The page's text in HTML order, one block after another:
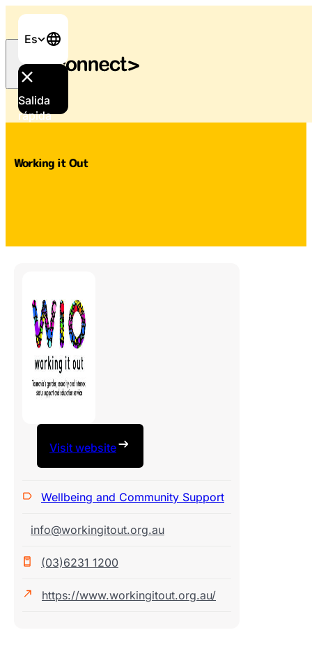
Es
Salida
rápida
Inicio/Apoyo y servicios
Working it Out
Visit website
Wellbeing and Community Support
info@workingitout.org.au
(03)6231 1200
https://www.workingitout.org.au/